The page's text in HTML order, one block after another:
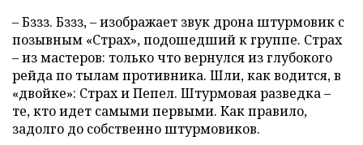
– Бззз. Бззз, – изображает звук дрона штурмовик с
позывным «Страх», подошедший к группе. Страх
– из мастеров: только что вернулся из глубокого
рейда по тылам противника. Шли, как водится, в
«двойке»: Страх и Пепел. Штурмовая разведка –
те, кто идет самыми первыми. Как правило,
задолго до собственно штурмовиков.